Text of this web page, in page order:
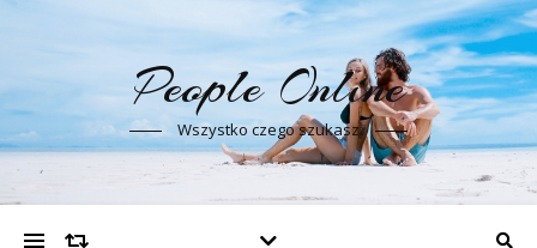
People Online
Wszystko czego szukasz